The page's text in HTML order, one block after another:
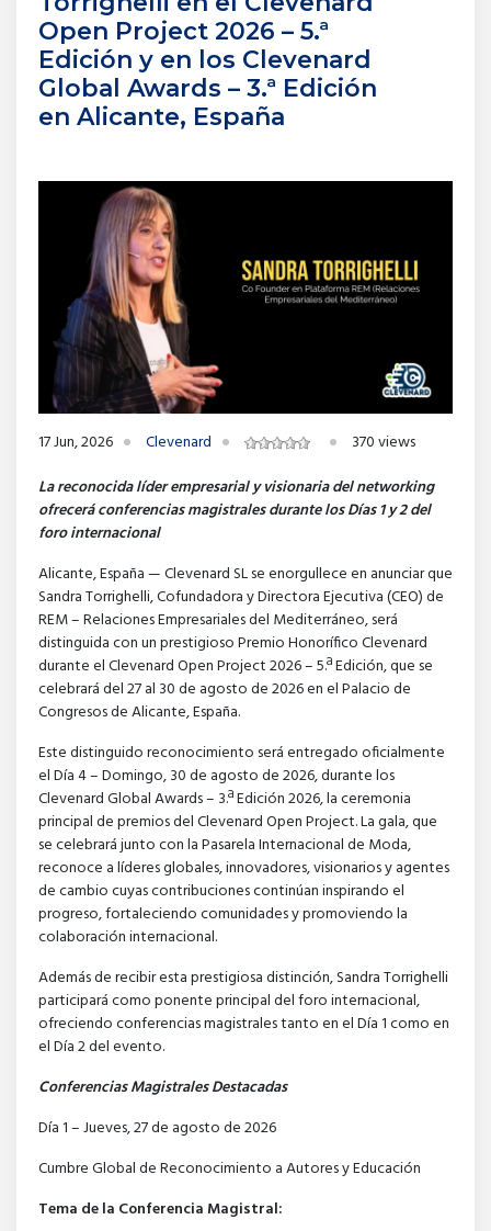
Open Project 2026 – 5.ª
Edición y en los Clevenard
Global Awards – 3.ª Edición
en Alicante, España
17 Jun, 2026 Clevenard
370 views
La reconocida líder empresarial y visionaria del networking
ofrecerá conferencias magistrales durante los Días 1 y 2 del
foro internacional
Alicante, España — Clevenard SL se enorgullece en anunciar que
Sandra Torrighelli, Cofundadora y Directora Ejecutiva (CEO) de
REM – Relaciones Empresariales del Mediterráneo, será
distinguida con un prestigioso Premio Honorífico Clevenard
durante el Clevenard Open Project 2026 – 5.ª Edición, que se
celebrará del 27 al 30 de agosto de 2026 en el Palacio de
Congresos de Alicante, España.
Este distinguido reconocimiento será entregado oficialmente
el Día 4 – Domingo, 30 de agosto de 2026, durante los
Clevenard Global Awards – 3.ª Edición 2026, la ceremonia
principal de premios del Clevenard Open Project. La gala, que
se celebrará junto con la Pasarela Internacional de Moda,
reconoce a líderes globales, innovadores, visionarios y agentes
de cambio cuyas contribuciones continúan inspirando el
progreso, fortaleciendo comunidades y promoviendo la
colaboración internacional.
Además de recibir esta prestigiosa distinción, Sandra Torrighelli
participará como ponente principal del foro internacional,
ofreciendo conferencias magistrales tanto en el Día 1 como en
el Día 2 del evento.
Conferencias Magistrales Destacadas
Día 1 – Jueves, 27 de agosto de 2026
Cumbre Global de Reconocimiento a Autores y Educación
Tema de la Conferencia Magistral: